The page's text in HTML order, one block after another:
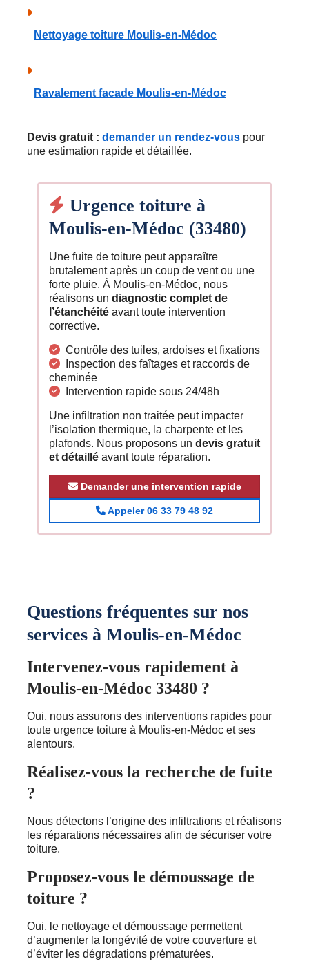
Nettoyage toiture Moulis-en-Médoc
Ravalement facade Moulis-en-Médoc
Devis gratuit : demander un rendez-vous pour
une estimation rapide et détaillée.
Urgence toiture à
Moulis-en-Médoc (33480)
Une fuite de toiture peut apparaître
brutalement après un coup de vent ou une
forte pluie. À Moulis-en-Médoc, nous
réalisons un diagnostic complet de
l’étanchéité avant toute intervention
corrective.
Contrôle des tuiles, ardoises et fixations
Inspection des faîtages et raccords de
cheminée
Intervention rapide sous 24/48h
Une infiltration non traitée peut impacter
l’isolation thermique, la charpente et les
plafonds. Nous proposons un devis gratuit
et détaillé avant toute réparation.
Demander une intervention rapide
Appeler 06 33 79 48 92
Questions fréquentes sur nos
services à Moulis-en-Médoc
Intervenez-vous rapidement à
Moulis-en-Médoc 33480 ?
Oui, nous assurons des interventions rapides pour
toute urgence toiture à Moulis-en-Médoc et ses
alentours.
Réalisez-vous la recherche de fuite
?
Nous détectons l’origine des infiltrations et réalisons
les réparations nécessaires afin de sécuriser votre
toiture.
Proposez-vous le démoussage de
toiture ?
Oui, le nettoyage et démoussage permettent
d’augmenter la longévité de votre couverture et
d’éviter les dégradations prématurées.